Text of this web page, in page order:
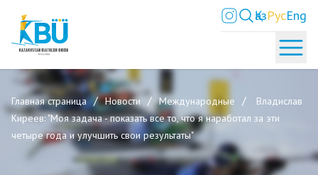
ҚазРусEng
Главная страница Новости Международные
Владислав
Киреев: "Моя задача - показать все то, что я наработал за эти
четыре года и улучшить свои результаты"